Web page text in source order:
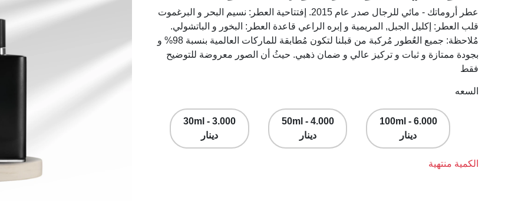
عطر أروماتك - مائي للرجال صدر عام 2015. إفتتاحية العطر: نسيم البحر و البرغموت
قلب العطر: إكليل الجبل, المريمية و إبره الراعي قاعدة العطر: البخور و الباتشولي.
مُلاحظة: جميع العُطور مُركبة من قبلنا لتكون مُطابقة للماركات العالمية بنسبة 98% و
بجودة ممتازة و ثبات و تركيز عالي و ضمان ذهبي. حيثُ أن الصور معروضة للتوضيح
فقط
السعه
100ml - 6.000
دينار
50ml - 4.000
دينار
30ml - 3.000
دينار
الكمية منتهية